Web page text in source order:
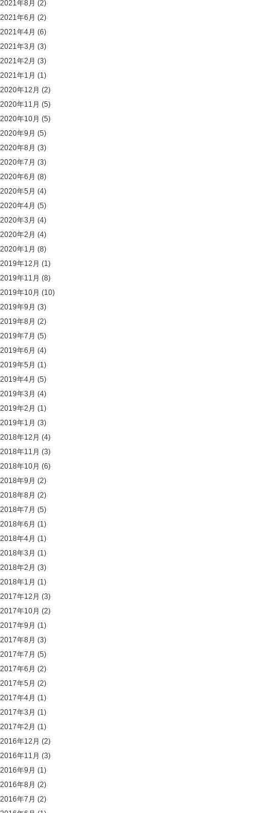
2021年8月 (2)
2021年6月 (2)
2021年4月 (6)
2021年3月 (3)
2021年2月 (3)
2021年1月 (1)
2020年12月 (2)
2020年11月 (5)
2020年10月 (5)
2020年9月 (5)
2020年8月 (3)
2020年7月 (3)
2020年6月 (8)
2020年5月 (4)
2020年4月 (5)
2020年3月 (4)
2020年2月 (4)
2020年1月 (8)
2019年12月 (1)
2019年11月 (8)
2019年10月 (10)
2019年9月 (3)
2019年8月 (2)
2019年7月 (5)
2019年6月 (4)
2019年5月 (1)
2019年4月 (5)
2019年3月 (4)
2019年2月 (1)
2019年1月 (3)
2018年12月 (4)
2018年11月 (3)
2018年10月 (6)
2018年9月 (2)
2018年8月 (2)
2018年7月 (5)
2018年6月 (1)
2018年4月 (1)
2018年3月 (1)
2018年2月 (3)
2018年1月 (1)
2017年12月 (3)
2017年10月 (2)
2017年9月 (1)
2017年8月 (3)
2017年7月 (5)
2017年6月 (2)
2017年5月 (2)
2017年4月 (1)
2017年3月 (1)
2017年2月 (1)
2016年12月 (2)
2016年11月 (3)
2016年9月 (1)
2016年8月 (2)
2016年7月 (2)